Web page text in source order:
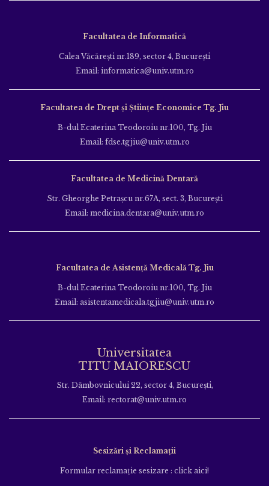
Facultatea de Informatică
Calea Văcăreşti nr.189, sector 4, Bucureşti
Email: informatica@univ.utm.ro
Facultatea de Drept și Științe Economice Tg. Jiu
B-dul Ecaterina Teodoroiu nr.100, Tg. Jiu
Email: fdse.tgjiu@univ.utm.ro
Facultatea de Medicină Dentară
Str. Gheorghe Petraşcu nr.67A, sect. 3, Bucureşti
Email: medicina.dentara@univ.utm.ro
Facultatea de Asistență Medicală Tg. Jiu
B-dul Ecaterina Teodoroiu nr.100, Tg. Jiu
Email: asistentamedicala.tgjiu@univ.utm.ro
Universitatea
TITU MAIORESCU
Str. Dâmbovnicului 22, sector 4, București,
Email: rectorat@univ.utm.ro
Sesizări și Reclamații
Formular reclamație sesizare : click aici!